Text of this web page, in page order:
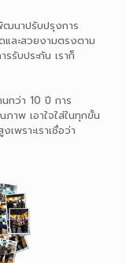
าปรับปรุงการ
ละสวยงามตรงตาม
บประกัน เราก็
นาปรับปรุงการ
และสวยงามตรงตาม
รับประกัน เราก็
นกว่า 10 ปี การ
าพ เอาใจใส่ในทุกขั้น
พราะเราเชื่อว่า